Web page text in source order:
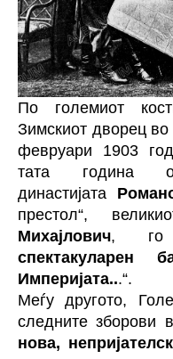
По големиот
Зимскиот дворец
февруари 1903
тата година
династијата
престол“,
Михајлович, го
спектакуларен
Империјата...“.
Меѓу другото,
следните зборови
нова,